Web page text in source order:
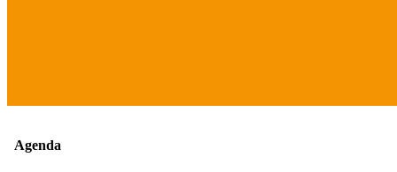
Agenda